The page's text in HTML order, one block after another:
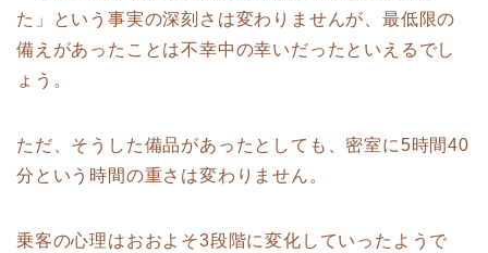
た」という事実の深刻さは変わりませんが、最低限の
備えがあったことは不幸中の幸いだったといえるでし
ょう。
ただ、そうした備品があったとしても、密室に5時間40
分という時間の重さは変わりません。
乗客の心理はおおよそ3段階に変化していったようで